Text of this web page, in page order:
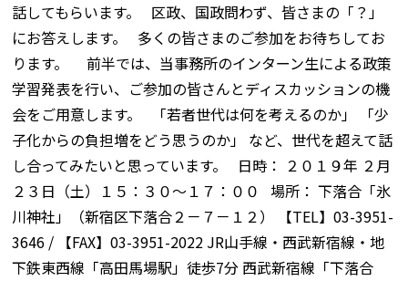
話してもらいます。 区政、国政問わず、皆さまの「？」
にお答えします。 多くの皆さまのご参加をお待ちしてお
ります。 前半では、当事務所のインターン生による政策
学習発表を行い、ご参加の皆さんとディスカッションの機
会をご用意します。 「若者世代は何を考えるのか」 「少
子化からの負担増をどう思うのか」 など、世代を超えて話
し合ってみたいと思っています。 日時： ２０１９年 ２月
２３日（土）１５：３０～１７：００ 場所： 下落合「氷
川神社」（新宿区下落合２－７－１２） 【TEL】03-3951-
3646 / 【FAX】03-3951-2022 JR山手線・西武新宿線・地
下鉄東西線「高田馬場駅」徒歩7分 西武新宿線「下落合